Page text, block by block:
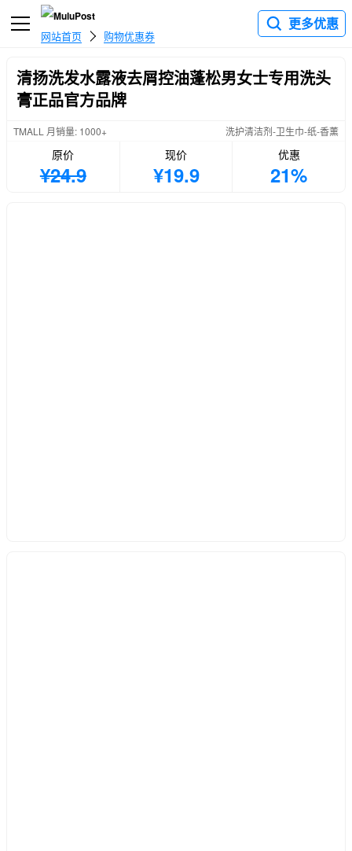
网站首页 购物优惠券
更多优惠
清扬洗发水露液去屑控油蓬松男女士专用洗头
膏正品官方品牌
TMALL 月销量: 1000+ 洗护清洁剂-卫生巾-纸-香薰
原价
¥24.9
现价
¥19.9
优惠
21%